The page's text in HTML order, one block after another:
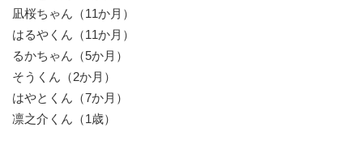
凪桜ちゃん（11か月）
はるやくん（11か月）
るかちゃん（5か月）
そうくん（2か月）
はやとくん（7か月）
凛之介くん（1歳）